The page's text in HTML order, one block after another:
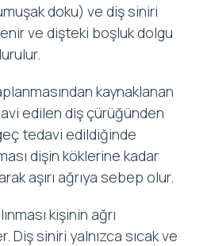
doku) ve diş siniri
ve dişteki boşluk dolgu
kaynaklanan
edilen diş çürüğünden
tedavi edildiğinde
dişin köklerine kadar
aşırı ağrıya sebep olur.
kişinin ağrı
Diş siniri yalnızca sıcak ve